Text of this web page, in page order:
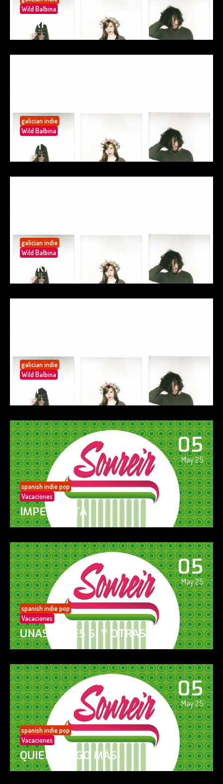
Wild Balbina
SURFIN’
galician indie
Wild Balbina
SPIT YOUR LOVE
galician indie
Wild Balbina
SO KIND
galician indie
Wild Balbina
EAT TACOS
05
May 25
spanish indie pop
Vacaciones
IMPERFECTA
05
May 25
spanish indie pop
Vacaciones
UNAS VECES SÍ Y OTRAS NO
05
May 25
spanish indie pop
Vacaciones
QUIERO ALGO MÁS